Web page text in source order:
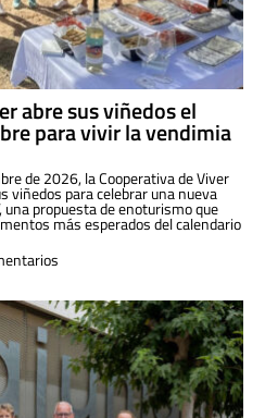
abre sus viñedos el
para vivir la vendimia
de 2026, la Cooperativa de Viver
viñedos para celebrar una nueva
una propuesta de enoturismo que
más esperados del calendario